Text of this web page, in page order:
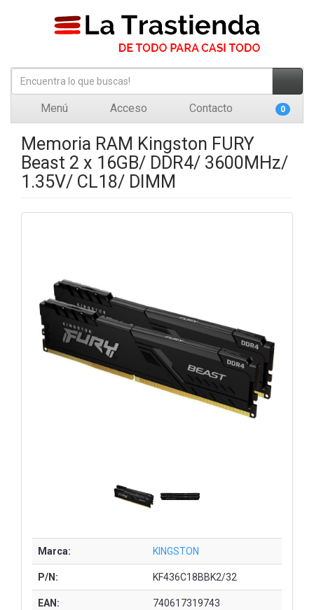
Menú Acceso Contacto 0
Memoria RAM Kingston FURY
Beast 2 x 16GB/ DDR4/ 3600MHz/
1.35V/ CL18/ DIMM
Marca: KINGSTON
P/N: KF436C18BBK2/32
EAN: 740617319743